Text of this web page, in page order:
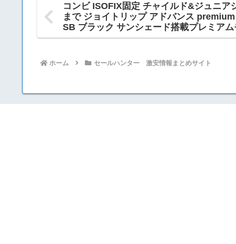
コンビ ISOFIX固定 チャイルド&ジュニア
まで ジョイトリップ アドバンス
SB ブラック サンシェード搭載プレミア
ホーム セールハンター 激安情報まとめサイト